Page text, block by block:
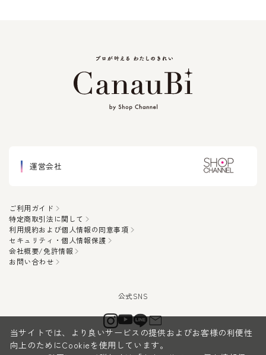
運営会社
ご利用ガイド
特定商取引法に関して
利用規約および個人情報の同意事項
セキュリティ・個人情報保護
会社概要/免許情報
お問い合わせ
当サイトでは、より良いサービスの提供およびお客様の利便性
向上のためにCookieを使用しています。